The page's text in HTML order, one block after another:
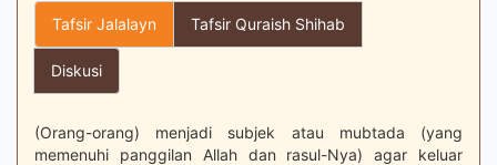
Tafsir Jalalayn Tafsir Quraish Shihab
Diskusi
(Orang-orang) menjadi subjek atau mubtada (yang
memenuhi panggilan Allah dan rasul-Nya) agar keluar